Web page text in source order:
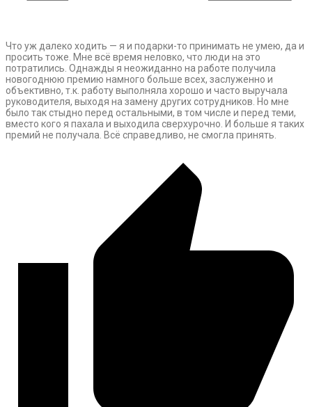
Что уж далеко ходить — я и подарки-то принимать не умею, да и
просить тоже. Мне всё время неловко, что люди на это
потратились. Однажды я неожиданно на работе получила
новогоднюю премию намного больше всех, заслуженно и
объективно, т.к. работу выполняла хорошо и часто выручала
руководителя, выходя на замену других сотрудников. Но мне
было так стыдно перед остальными, в том числе и перед теми,
вместо кого я пахала и выходила сверхурочно. И больше я таких
премий не получала. Всё справедливо, не смогла принять.